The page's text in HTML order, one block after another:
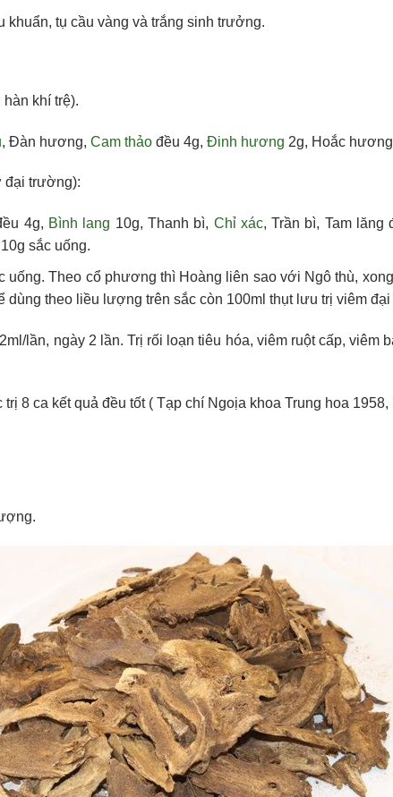
khuẩn, tụ cầu vàng và trắng sinh trưởng.
khí trệ).
, Đàn hương, Cam thảođều 4g, Đinh hương 2g, Hoắc
đại trường):
4g, Bình lang 10g, Thanh bì, Chỉ xác, Trần bì, Tam lăng
sắc uống.
uống. Theo cổ phương thì Hoàng liên sao với Ngô thù,
dùng theo liều lượng trên sắc còn 100ml thụt lưu trị viêm
lần, ngày 2 lần. Trị rối loạn tiêu hóa, viêm ruột cấp, viêm
8 ca kết quả đều tốt ( Tạp chí Ngoịa khoa Trung hoa 1958,